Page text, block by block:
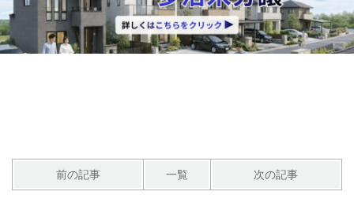
前の記事 一覧 次の記事